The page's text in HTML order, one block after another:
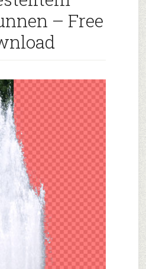
– Free